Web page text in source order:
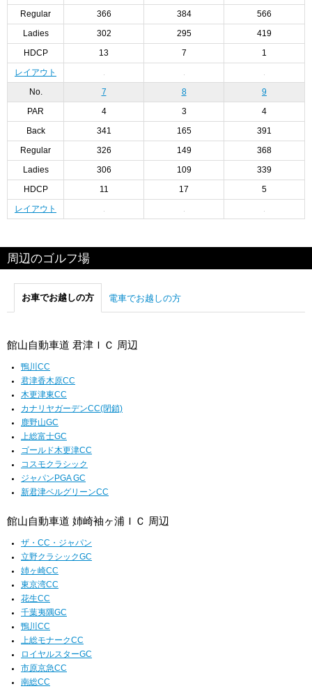
Regular 366 384 566
Ladies 302 295 419
HDCP 13 7 1
レイアウト
No. 7 8 9
PAR 4 3 4
Back 341 165 391
Regular 326 149 368
Ladies 306 109 339
HDCP 11 17 5
レイアウト
周辺のゴルフ場
お車でお越しの方 電車でお越しの方
館山自動車道 君津ＩＣ 周辺
鴨川CC
君津香木原CC
木更津東CC
カナリヤガーデンCC(閉鎖)
鹿野山GC
上総富士GC
ゴールド木更津CC
コスモクラシック
ジャパンPGA GC
新君津ベルグリーンCC
館山自動車道 姉崎袖ヶ浦ＩＣ 周辺
ザ・CC・ジャパン
立野クラシックGC
姉ヶ崎CC
東京湾CC
花生CC
千葉夷隅GC
鴨川CC
上総モナークCC
ロイヤルスターGC
市原京急CC
南総CC